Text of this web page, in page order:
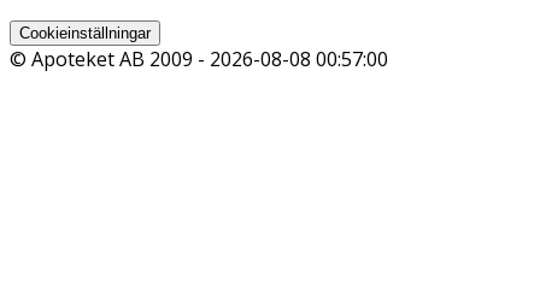
Cookieinställningar
© Apoteket AB 2009 - 2026-08-08 00:57:00